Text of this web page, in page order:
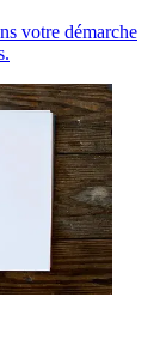
votre démarche